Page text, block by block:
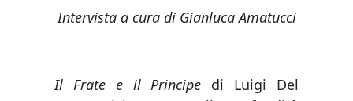
Intervista a cura di Gianluca Amatucci
Il Frate e il Principe di Luigi Del